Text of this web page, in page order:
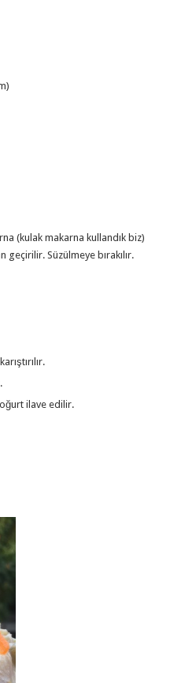
(kulak makarna kullandık biz)
geçirilir. Süzülmeye bırakılır.
ilave edilir.